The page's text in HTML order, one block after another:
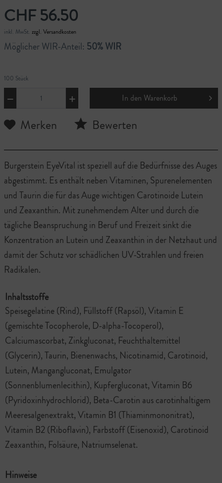
CHF 56.50
inkl. MwSt. zzgl. Versandkosten
Möglicher WIR-Anteil: 50% WIR
100 Stück
In den Warenkorb
Merken Bewerten
Burgerstein EyeVital ist speziell auf die Bedürfnisse des Auges
abgestimmt. Es enthält neben Vitaminen, Spurenelementen
und Taurin die für das Auge wichtigen Carotinoide Lutein
und Zeaxanthin. Mit zunehmendem Alter und durch die
tägliche Beanspruchung in Beruf und Freizeit sinkt die
Konzentration an Lutein und Zeaxanthin in der Netzhaut und
damit der Schutz vor schädlichen UV-Strahlen und freien
Radikalen.
Inhaltsstoffe
Speisegelatine (Rind), Füllstoff (Rapsöl), Vitamin E
(gemischte Tocopherole, D-alpha-Tocoperol),
Calciumascorbat, Zinkgluconat, Feuchthaltemittel
(Glycerin), Taurin, Bienenwachs, Nicotinamid, Carotinoid,
Lutein, Mangangluconat, Emulgator
(Sonnenblumenlecithin), Kupfergluconat, Vitamin B6
(Pyridoxinhydrochlorid), Beta-Carotin aus carotinhaltigem
Meeresalgenextrakt, Vitamin B1 (Thiaminmononitrat),
Vitamin B2 (Riboflavin), Farbstoff (Eisenoxid), Carotinoid
Zeaxanthin, Folsäure, Natriumselenat.
Hinweise